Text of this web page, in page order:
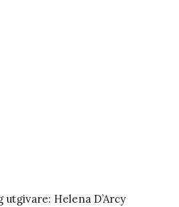
Helena D’Arcy